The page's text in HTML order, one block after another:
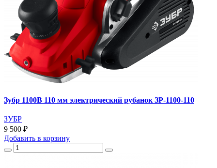
Зубр 1100В 110 мм электрический рубанок ЗР-1100-110
ЗУБР
9 500 ₽
Добавить в корзину